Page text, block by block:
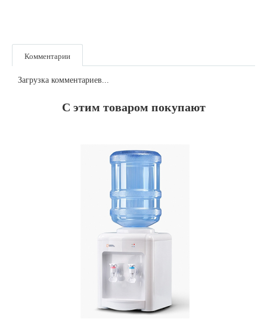
Комментарии
Загрузка комментариев...
С этим товаром покупают